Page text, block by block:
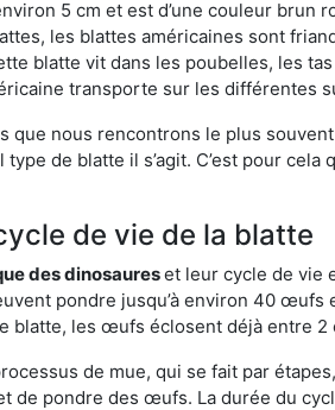
5 cm et est d’une couleur
les blattes américaines sont
blatte vit dans les poubelles, les
transporte sur les différentes
que nous rencontrons le plus
de blatte il s’agit. C’est pour
de vie de la blatte
des dinosaureset leur cycle de vie
pondre jusqu’à environ 40
blatte, les œufs éclosent déjà entre 2
de mue, qui se fait par
de pondre des œufs. La durée du